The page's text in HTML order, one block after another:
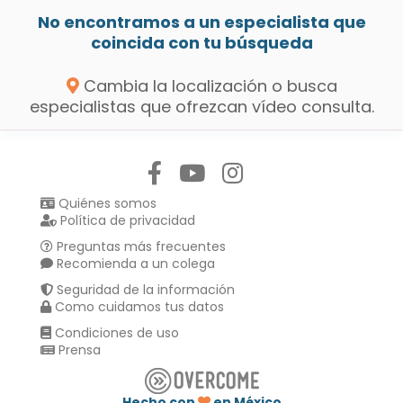
No encontramos a un especialista que
coincida con tu búsqueda
Cambia la localización o busca
especialistas que ofrezcan vídeo consulta.
Quiénes somos
Política de privacidad
Preguntas más frecuentes
Recomienda a un colega
Seguridad de la información
Como cuidamos tus datos
Condiciones de uso
Prensa